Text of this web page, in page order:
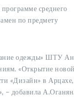
среднего
по предмету
одежды» ШТУ
«Открытие новой
«Дизайн» в
– добавила А.Оганян.